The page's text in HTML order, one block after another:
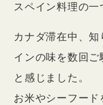
スペイン料理の一
カナダ滞在中、
インの味を数回
と感じました。
お米やシーフー